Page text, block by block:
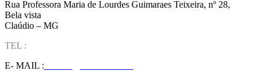
Rua Professora Maria de Lourdes Guimaraes Teixeira, nº 28,
Bela vista
Claúdio – MG
TEL :
E- MAIL :